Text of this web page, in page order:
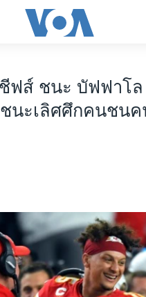
ฟส์ ชนะ บัฟฟาโล
ชนะเลิศศึกคนชน